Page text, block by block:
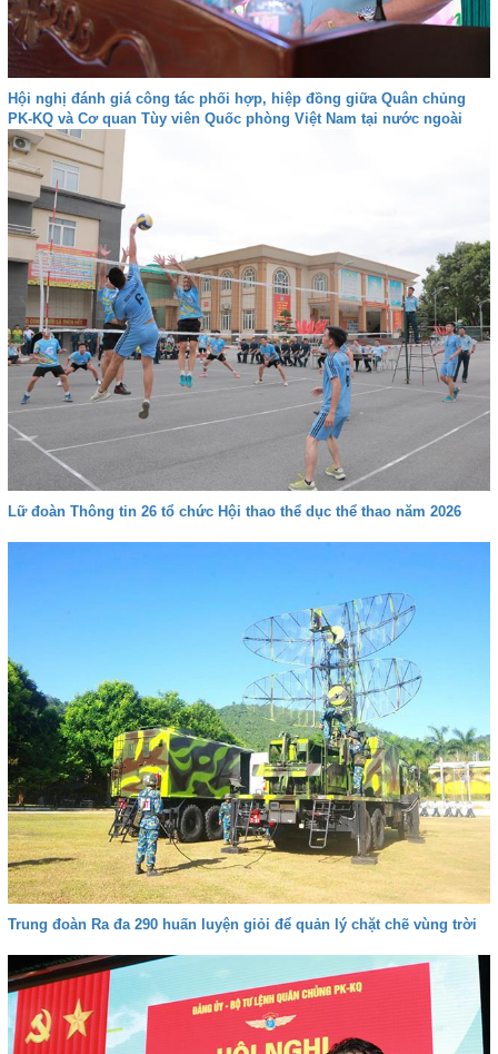
Hội nghị đánh giá công tác phối hợp, hiệp đồng giữa Quân chủng
PK-KQ và Cơ quan Tùy viên Quốc phòng Việt Nam tại nước ngoài
Lữ đoàn Thông tin 26 tổ chức Hội thao thể dục thể thao năm 2026
Trung đoàn Ra đa 290 huấn luyện giỏi để quản lý chặt chẽ vùng trời